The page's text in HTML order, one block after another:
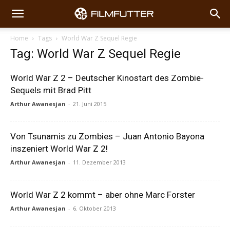
Home Tags World War Z Sequel Regie
Tag: World War Z Sequel Regie
World War Z 2 – Deutscher Kinostart des Zombie-
Sequels mit Brad Pitt
Arthur Awanesjan - 21. Juni 2015
Von Tsunamis zu Zombies – Juan Antonio Bayona
inszeniert World War Z 2!
Arthur Awanesjan - 11. Dezember 2013
World War Z 2 kommt – aber ohne Marc Forster
Arthur Awanesjan - 6. Oktober 2013